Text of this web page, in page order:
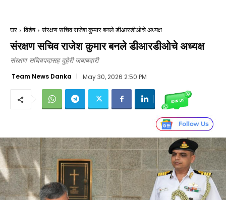
घर विशेष संरक्षण सचिव राजेश कुमार बनले डीआरडीओचे अध्यक्ष
संरक्षण सचिव राजेश कुमार बनले डीआरडीओचे अध्यक्ष
संरक्षण सचिवपदासह दुहेरी जबाबदारी
Team News Danka May 30, 2026 2:50 PM